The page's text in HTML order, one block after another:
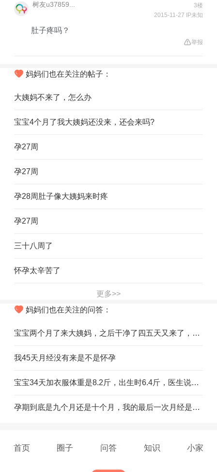
树友u37859...
3楼
2015-11-27 IP未知
肚子疼吗？
举报
妈妈们也在关注的帖子：
大姨妈不来了，怎么办
宝宝4个月了我大姨妈还没来，还会来吗?
孕27周
孕27周
孕28周肚子像大姨妈来时疼
孕27周
三十八周了
怀孕太辛苦了
更多>>
妈妈们也在关注的问答：
宝宝两个月了来大姨妈，之后干净了四五天又来了，宝妈们有没有这种情况，正常吗
我45天月经没有来是不是怀孕
宝宝34天加衣服体重是8.2斤，出生时6.4斤，医生说宝宝长的不好，让我跟进营养，我月子里吃四顿，早上四个荷包蛋，其他三顿不是鸡就是排骨或鲫鱼汤，还要怎么营养啊
孕期到底是九个月还是十个月，我的最后一次月经是5月12号，预产期就应该是2月19号，可是听大人们说到不了那会，纠结
首页 圈子 问答 知识 小家